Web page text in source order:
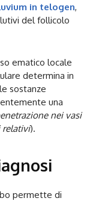
in telogen,
del follicolo
ematico locale
determina in
sostanze
una
nei vasi
relativi).
permette di